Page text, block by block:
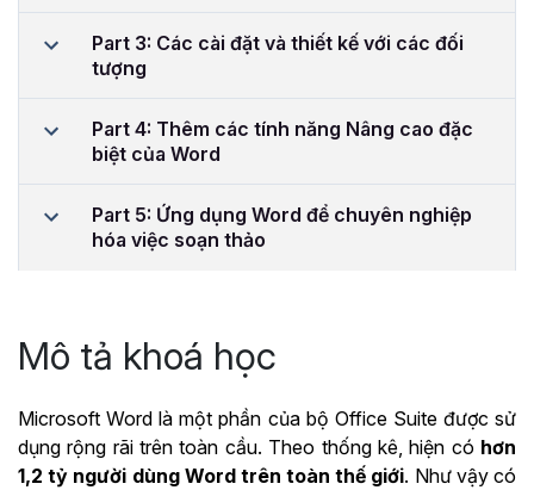
Part 3: Các cài đặt và thiết kế với các đối
tượng
Part 4: Thêm các tính năng Nâng cao đặc
biệt của Word
Part 5: Ứng dụng Word để chuyên nghiệp
hóa việc soạn thảo
Mô tả khoá học
Microsoft Word là một phần của bộ Office Suite được sử
dụng rộng rãi trên toàn cầu. Theo thống kê, hiện có hơn
1,2 tỷ người dùng Word trên toàn thế giới. Như vậy có